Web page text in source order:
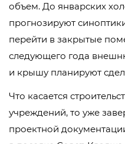
объем. До январских
прогнозируют
перейти в закрытые
следующего года
и крышу планируют
Что касается
учреждений, то уже
проектной